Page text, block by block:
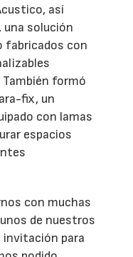
así
solución
fabricados con
formó
fix, un
con lamas
espacios
con muchas
de nuestros
para